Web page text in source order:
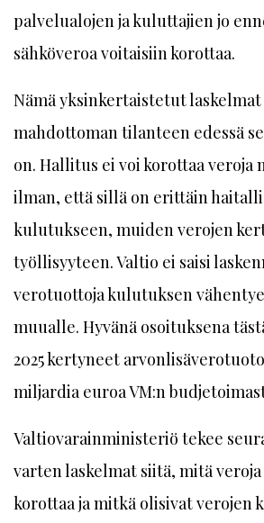
palvelualojen ja kuluttajien jo
sähköveroa voitaisiin korottaa.
Nämä yksinkertaistetut
mahdottoman tilanteen edessä
on. Hallitus ei voi korottaa veroja
ilman, että sillä on erittäin
kulutukseen, muiden verojen
työllisyyteen. Valtio ei saisi
verotuottoja kulutuksen
muualle. Hyvänä osoituksena
2025 kertyneet
miljardia euroa VM:n
Valtiovarainministeriö tekee
varten laskelmat siitä, mitä
korottaa ja mitkä olisivat verojen